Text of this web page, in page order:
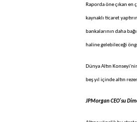
Raporda öne çıkan
kaynaklı ticaret
bankalarının daha
haline gelebileceği
Dünya Altın
beş yıl içinde altın
JPMorgan CEO'su